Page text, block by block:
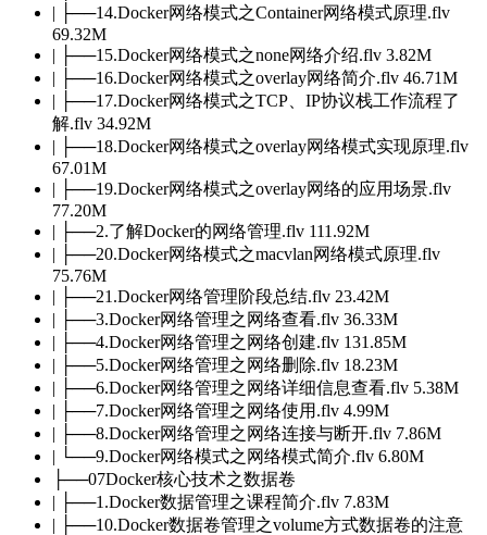
| ├──14.Docker网络模式之Container网络模式原理.flv
69.32M
| ├──15.Docker网络模式之none网络介绍.flv 3.82M
| ├──16.Docker网络模式之overlay网络简介.flv 46.71M
| ├──17.Docker网络模式之TCP、IP协议栈工作流程了
解.flv 34.92M
| ├──18.Docker网络模式之overlay网络模式实现原理.flv
67.01M
| ├──19.Docker网络模式之overlay网络的应用场景.flv
77.20M
| ├──2.了解Docker的网络管理.flv 111.92M
| ├──20.Docker网络模式之macvlan网络模式原理.flv
75.76M
| ├──21.Docker网络管理阶段总结.flv 23.42M
| ├──3.Docker网络管理之网络查看.flv 36.33M
| ├──4.Docker网络管理之网络创建.flv 131.85M
| ├──5.Docker网络管理之网络删除.flv 18.23M
| ├──6.Docker网络管理之网络详细信息查看.flv 5.38M
| ├──7.Docker网络管理之网络使用.flv 4.99M
| ├──8.Docker网络管理之网络连接与断开.flv 7.86M
| └──9.Docker网络模式之网络模式简介.flv 6.80M
├──07Docker核心技术之数据卷
| ├──1.Docker数据管理之课程简介.flv 7.83M
| ├──10.Docker数据卷管理之volume方式数据卷的注意